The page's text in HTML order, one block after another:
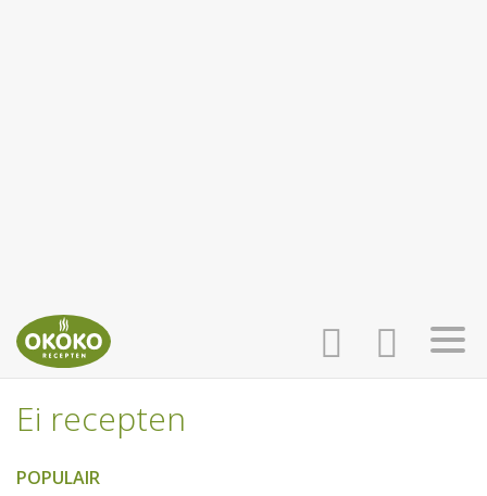
Ei recepten
POPULAIR